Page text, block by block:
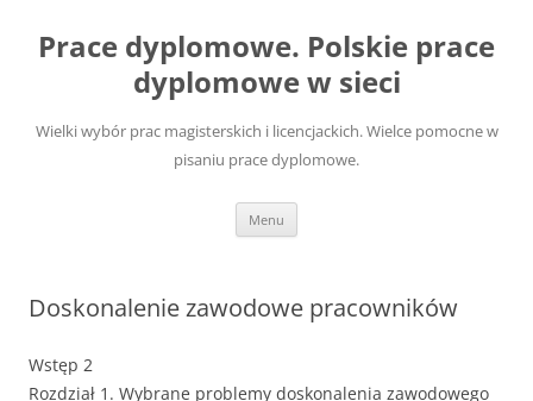
treści
Prace dyplomowe. Polskie prace
dyplomowe w sieci
Wielki wybór prac magisterskich i licencjackich. Wielce pomocne w
pisaniu prace dyplomowe.
Menu
Doskonalenie zawodowe pracowników
Wstęp 2
Rozdział 1. Wybrane problemy doskonalenia zawodowego